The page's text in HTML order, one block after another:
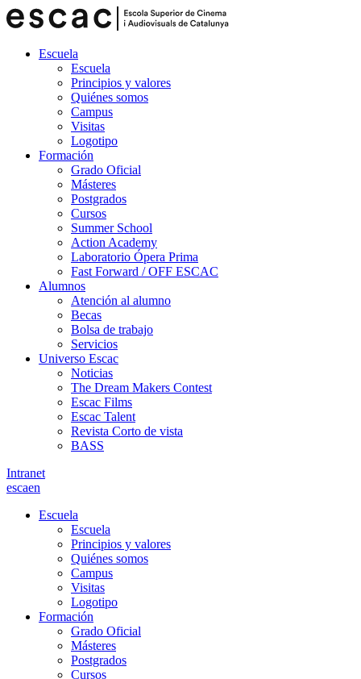
Escuela
Escuela
Principios y valores
Quiénes somos
Campus
Visitas
Logotipo
Formación
Grado Oficial
Másteres
Postgrados
Cursos
Summer School
Action Academy
Laboratorio Ópera Prima
Fast Forward / OFF ESCAC
Alumnos
Atención al alumno
Becas
Bolsa de trabajo
Servicios
Universo Escac
Noticias
The Dream Makers Contest
Escac Films
Escac Talent
Revista Corto de vista
BASS
Intranet
escaen
Escuela
Escuela
Principios y valores
Quiénes somos
Campus
Visitas
Logotipo
Formación
Grado Oficial
Másteres
Postgrados
Cursos